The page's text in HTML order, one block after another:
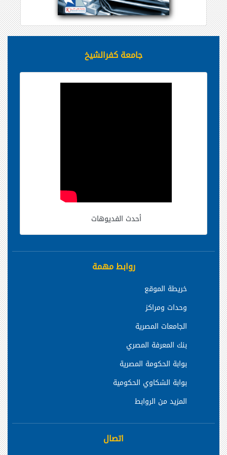
جامعة كفرالشيخ
أحدث الفديوهات
روابط مهمة
خريطة الموقع
وحدات ومراكز
الجامعات المصرية
بنك المعرفة المصري
بوابة الحكومة المصرية
بوابة الشكاوي الحكومية
المزيد من الروابط
اتصال